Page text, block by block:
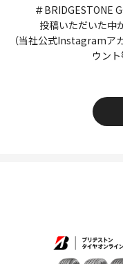
＃BRIDGESTONE
投稿いただいた中
（当社公式Instagramア
ウン